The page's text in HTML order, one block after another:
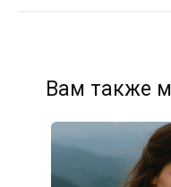
Вам также